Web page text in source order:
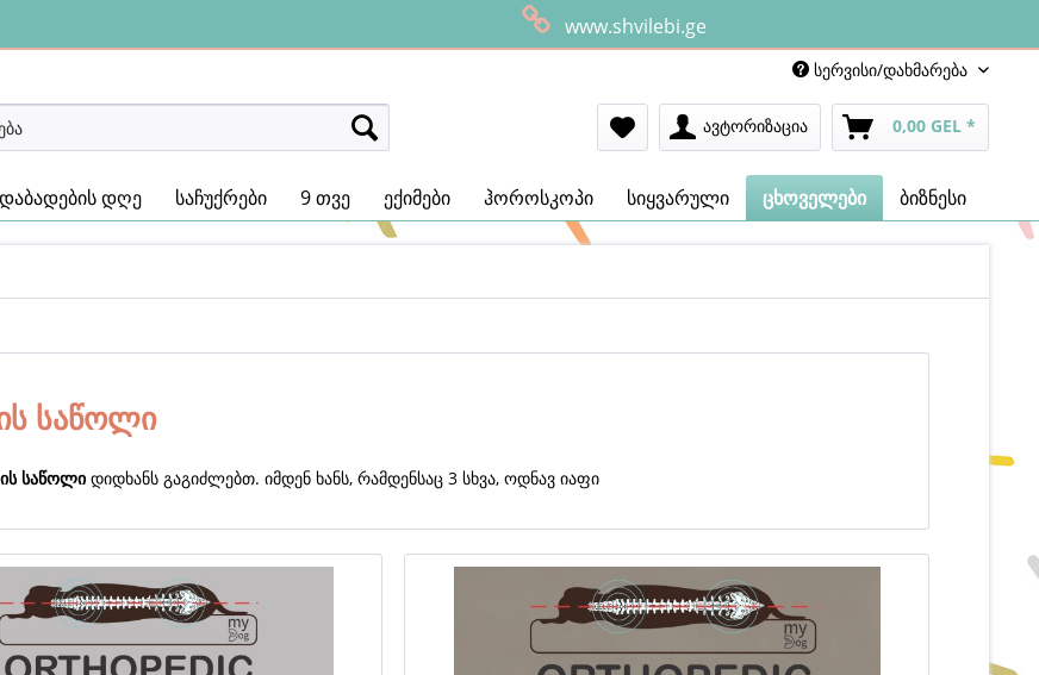
www.shvilebi.ge
სერვისი/დახმარება
ავტორიზაცია 0,00 GEL *
დაბადების დღე საჩუქრები 9 თვე ექიმები ჰოროსკოპი სიყვარული ცხოველები ბიზნესი
საწოლი
საწოლი დიდხანს გაგიძლებთ. იმდენ ხანს, რამდენსაც 3 სხვა, ოდნავ იაფი